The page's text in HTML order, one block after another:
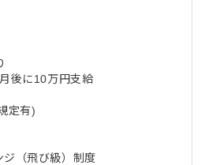
後に10万円支給
定有)
ジ（飛び級）制度